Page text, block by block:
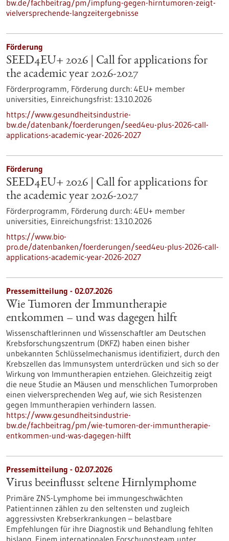
bw.de/fachbeitrag/pm/impfung-gegen-hirntumoren-zeigt-
vielversprechende-langzeitergebnisse
Förderung
SEED4EU+ 2026 | Call for applications for
the academic year 2026-2027
Förderprogramm, Förderung durch: 4EU+ member
universities, Einreichungsfrist: 13.10.2026
https://www.gesundheitsindustrie-
bw.de/datenbank/foerderungen/seed4eu-plus-2026-call-
applications-academic-year-2026-2027
Förderung
SEED4EU+ 2026 | Call for applications for
the academic year 2026-2027
Förderprogramm, Förderung durch: 4EU+ member
universities, Einreichungsfrist: 13.10.2026
https://www.bio-
pro.de/datenbanken/foerderungen/seed4eu-plus-2026-call-
applications-academic-year-2026-2027
Pressemitteilung - 02.07.2026
Wie Tumoren der Immuntherapie
entkommen – und was dagegen hilft
Wissenschaftlerinnen und Wissenschaftler am Deutschen
Krebsforschungszentrum (DKFZ) haben einen bisher
unbekannten Schlüsselmechanismus identifiziert, durch den
Krebszellen das Immunsystem unterdrücken und sich so der
Wirkung von Immuntherapien entziehen. Gleichzeitig zeigt
die neue Studie an Mäusen und menschlichen Tumorproben
einen vielversprechenden Weg auf, wie sich Resistenzen
gegen Immuntherapien verhindern lassen.
https://www.gesundheitsindustrie-
bw.de/fachbeitrag/pm/wie-tumoren-der-immuntherapie-
entkommen-und-was-dagegen-hilft
Pressemitteilung - 02.07.2026
Virus beeinflusst seltene Hirnlymphome
Primäre ZNS-Lymphome bei immungeschwächten
Patient:innen zählen zu den seltensten und zugleich
aggressivsten Krebserkrankungen – belastbare
Empfehlungen für ihre Diagnostik und Behandlung fehlten
bislang. Einem internationalen Forschungsteam unter